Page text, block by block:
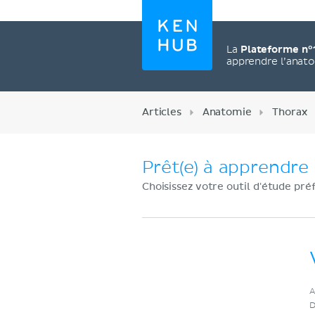
La Plateforme
apprendre
Articles Anatomie Thorax
Prêt(e) à apprendre
Choisissez votre outil d'étude